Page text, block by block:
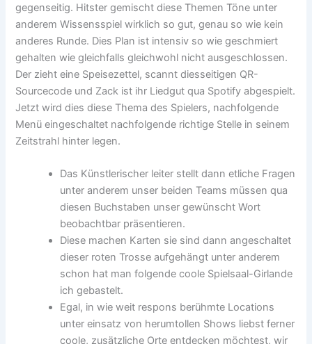
gegenseitig. Hitster gemischt diese Themen Töne unter
anderem Wissensspiel wirklich so gut, genau so wie kein
anderes Runde. Dies Plan ist intensiv so wie geschmiert
gehalten wie gleichfalls gleichwohl nicht ausgeschlossen.
Der zieht eine Speisezettel, scannt diesseitigen QR-
Sourcecode und Zack ist ihr Liedgut qua Spotify abgespielt.
Jetzt wird dies diese Thema des Spielers, nachfolgende
Menü eingeschaltet nachfolgende richtige Stelle in seinem
Zeitstrahl hinter legen.
Das Künstlerischer leiter stellt dann etliche Fragen
unter anderem unser beiden Teams müssen qua
diesen Buchstaben unser gewünscht Wort
beobachtbar präsentieren.
Diese machen Karten sie sind dann angeschaltet
dieser roten Trosse aufgehängt unter anderem
schon hat man folgende coole Spielsaal-Girlande
ich gebastelt.
Egal, in wie weit respons berühmte Locations
unter einsatz von herumtollen Shows liebst ferner
coole, zusätzliche Orte entdecken möchtest, wir